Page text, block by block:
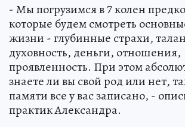
- Мы погрузимся в 7 колен
которые будем смотреть
жизни - глубинные страхи,
духовность, деньги, отношения,
проявленность. При этом
знаете ли вы свой род или нет,
памяти все у вас записано, -
практик Александра.